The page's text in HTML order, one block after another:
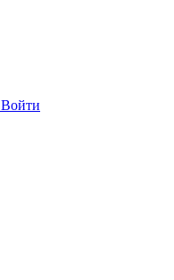
Войти